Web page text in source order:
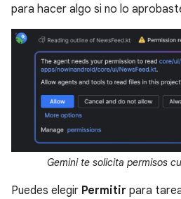
para hacer algo si no lo
Gemini te solicita permisos
Puedes elegir Permitir para